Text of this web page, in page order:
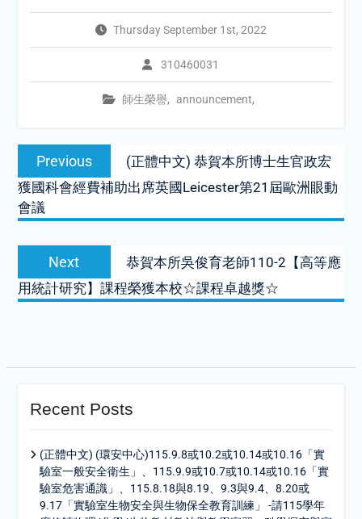
Thursday September 1st, 2022
310460031
師生榮譽, announcement,
Post
navigation
Previous
Previous
post:
(正體中文) 恭賀本所博士生官政宏
獲國科會經費補助出席英國Leicester第21屆歐洲眼動
會議
Next
Next
post:
恭賀本所吳俊育老師110-2【高等應
用統計研究】課程榮獲本校☆課程卓越獎☆
Recent Posts
(正體中文) (環安中心)115.9.8或10.2或10.14或10.16「實
驗室一般安全衛生」、115.9.9或10.7或10.14或10.16「實
驗室危害通識」、115.8.18與8.19、9.3與9.4、8.20或
9.17「實驗室生物安全與生物保全教育訓練」 -請115學年